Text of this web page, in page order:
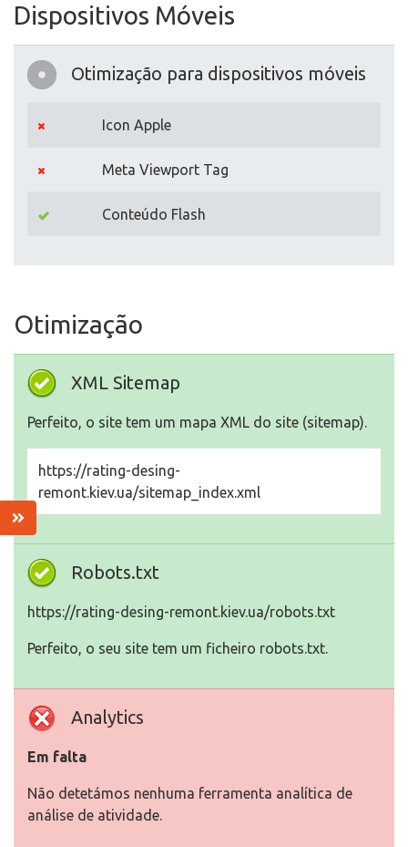
Dispositivos Móveis
Otimização para dispositivos móveis
Icon Apple
Meta Viewport Tag
Conteúdo Flash
Otimização
XML Sitemap
Perfeito, o site tem um mapa XML do site (sitemap).
https://rating-desing-
remont.kiev.ua/sitemap_index.xml
Robots.txt
https://rating-desing-remont.kiev.ua/robots.txt
Perfeito, o seu site tem um ficheiro robots.txt.
Analytics
Em falta
Não detetámos nenhuma ferramenta analítica de
análise de atividade.